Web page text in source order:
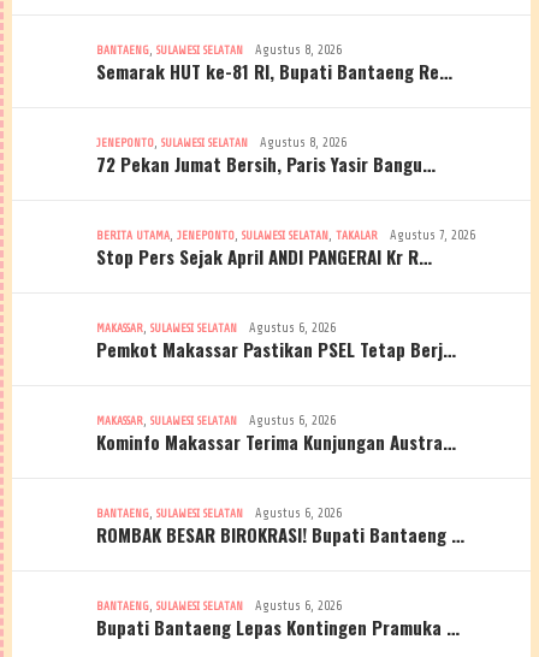
BANTAENG, SULAWESI SELATAN Agustus 8, 2026
Semarak HUT ke-81 RI, Bupati Bantaeng Re…
JENEPONTO, SULAWESI SELATAN Agustus 8, 2026
72 Pekan Jumat Bersih, Paris Yasir Bangu…
BERITA UTAMA, JENEPONTO, SULAWESI SELATAN, TAKALAR Agustus 7, 2026
Stop Pers Sejak April ANDI PANGERAI Kr R…
MAKASSAR, SULAWESI SELATAN Agustus 6, 2026
Pemkot Makassar Pastikan PSEL Tetap Berj…
MAKASSAR, SULAWESI SELATAN Agustus 6, 2026
Kominfo Makassar Terima Kunjungan Austra…
BANTAENG, SULAWESI SELATAN Agustus 6, 2026
ROMBAK BESAR BIROKRASI! Bupati Bantaeng …
BANTAENG, SULAWESI SELATAN Agustus 6, 2026
Bupati Bantaeng Lepas Kontingen Pramuka …